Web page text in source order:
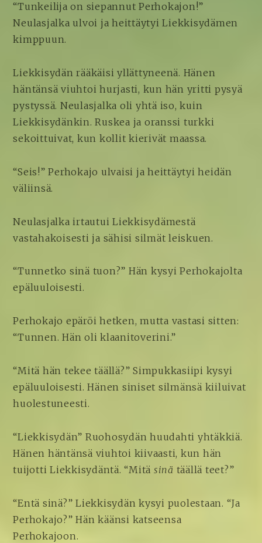
“Tunkeilija on siepannut Perhokajon!”
Neulasjalka ulvoi ja heittäytyi Liekkisydämen
kimppuun.
Liekkisydän rääkäisi yllättyneenä. Hänen
häntänsä viuhtoi hurjasti, kun hän yritti pysyä
pystyssä. Neulasjalka oli yhtä iso, kuin
Liekkisydänkin. Ruskea ja oranssi turkki
sekoittuivat, kun kollit kierivät maassa.
“Seis!” Perhokajo ulvaisi ja heittäytyi heidän
väliinsä.
Neulasjalka irtautui Liekkisydämestä
vastahakoisesti ja sähisi silmät leiskuen.
“Tunnetko sinä tuon?” Hän kysyi Perhokajolta
epäluuloisesti.
Perhokajo epäröi hetken, mutta vastasi sitten:
“Tunnen. Hän oli klaanitoverini.”
“Mitä hän tekee täällä?” Simpukkasiipi kysyi
epäluuloisesti. Hänen siniset silmänsä kiiluivat
huolestuneesti.
“Liekkisydän” Ruohosydän huudahti yhtäkkiä.
Hänen häntänsä viuhtoi kiivaasti, kun hän
tuijotti Liekkisydäntä. “Mitä sinä täällä teet?”
“Entä sinä?” Liekkisydän kysyi puolestaan. “Ja
Perhokajo?” Hän käänsi katseensa
Perhokajoon.